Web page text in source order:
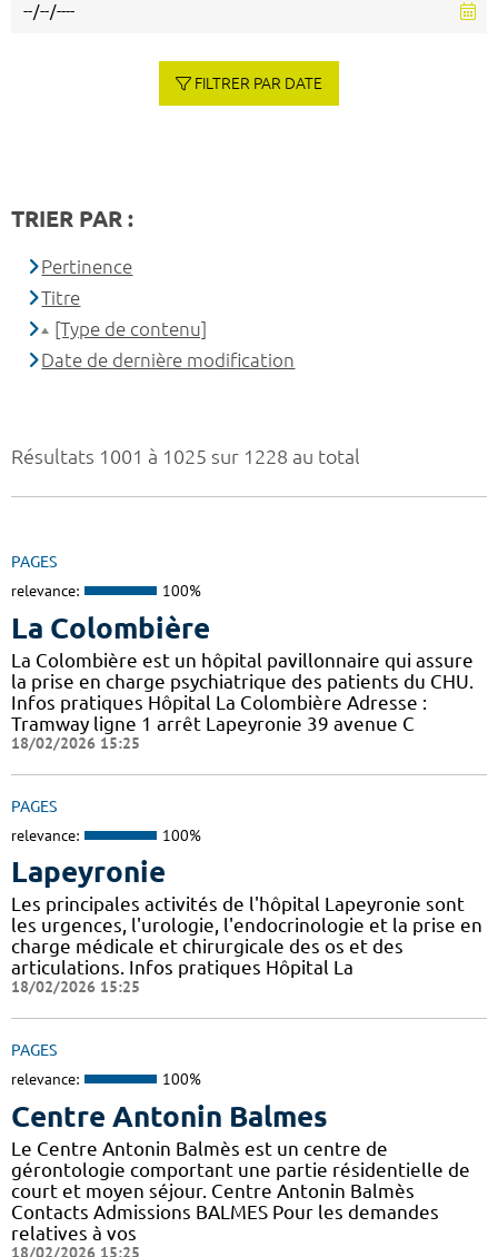
Résultats 1001 à 1025 sur 1228 au total
PAGES
relevance: 100%
La Colombière
La Colombière est un hôpital pavillonnaire qui assure
la prise en charge psychiatrique des patients du CHU.
Infos pratiques Hôpital La Colombière Adresse :
Tramway ligne 1 arrêt Lapeyronie 39 avenue C
18/02/2026 15:25
PAGES
relevance: 100%
Lapeyronie
Les principales activités de l'hôpital Lapeyronie sont
les urgences, l'urologie, l'endocrinologie et la prise en
charge médicale et chirurgicale des os et des
articulations. Infos pratiques Hôpital La
18/02/2026 15:25
PAGES
relevance: 100%
Centre Antonin Balmes
Le Centre Antonin Balmès est un centre de
gérontologie comportant une partie résidentielle de
court et moyen séjour. Centre Antonin Balmès
Contacts Admissions BALMES Pour les demandes
relatives à vos
18/02/2026 15:25
FILTRER PAR DATE
TRIER PAR :
Pertinence
Titre
[Type de contenu]
Date de dernière modification